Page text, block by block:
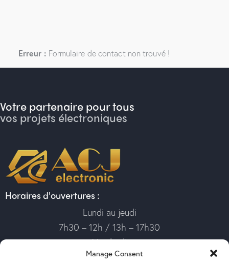
Manage Consent
Erreur : Formulaire de contact non trouvé !
Votre partenaire pour tous
vos projets électroniques
Horaires d'ouvertures :
Lundi au jeudi
7h30 – 12h / 13h – 17h30
Vendredi
7h30 – 12h00